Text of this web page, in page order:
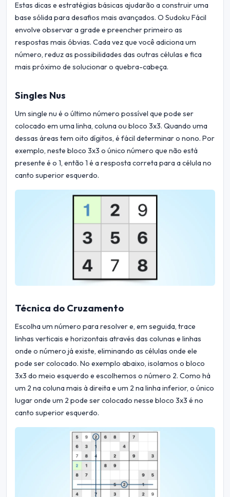
Estas dicas e estratégias básicas ajudarão a construir uma
base sólida para desafios mais avançados. O Sudoku Fácil
envolve observar a grade e preencher primeiro as
respostas mais óbvias. Cada vez que você adiciona um
número, reduz as possibilidades das outras células e fica
mais próximo de solucionar o quebra-cabeça.
Singles Nus
Um single nu é o último número possível que pode ser
colocado em uma linha, coluna ou bloco 3x3. Quando uma
dessas áreas tem oito dígitos, é fácil determinar o nono. Por
exemplo, neste bloco 3x3 o único número que não está
presente é o 1, então 1 é a resposta correta para a célula no
canto superior esquerdo.
Técnica do Cruzamento
Escolha um número para resolver e, em seguida, trace
linhas verticais e horizontais através das colunas e linhas
onde o número já existe, eliminando as células onde ele
pode ser colocado. No exemplo abaixo, isolamos o bloco
3x3 do meio esquerdo e escolhemos o número 2. Como há
um 2 na coluna mais à direita e um 2 na linha inferior, o único
lugar onde um 2 pode ser colocado nesse bloco 3x3 é no
canto superior esquerdo.